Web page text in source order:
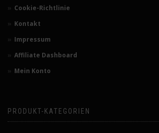
Cookie-Richtlinie
Kontakt
Impressum
Affiliate Dashboard
Mein Konto
PRODUKT-KATEGORIEN